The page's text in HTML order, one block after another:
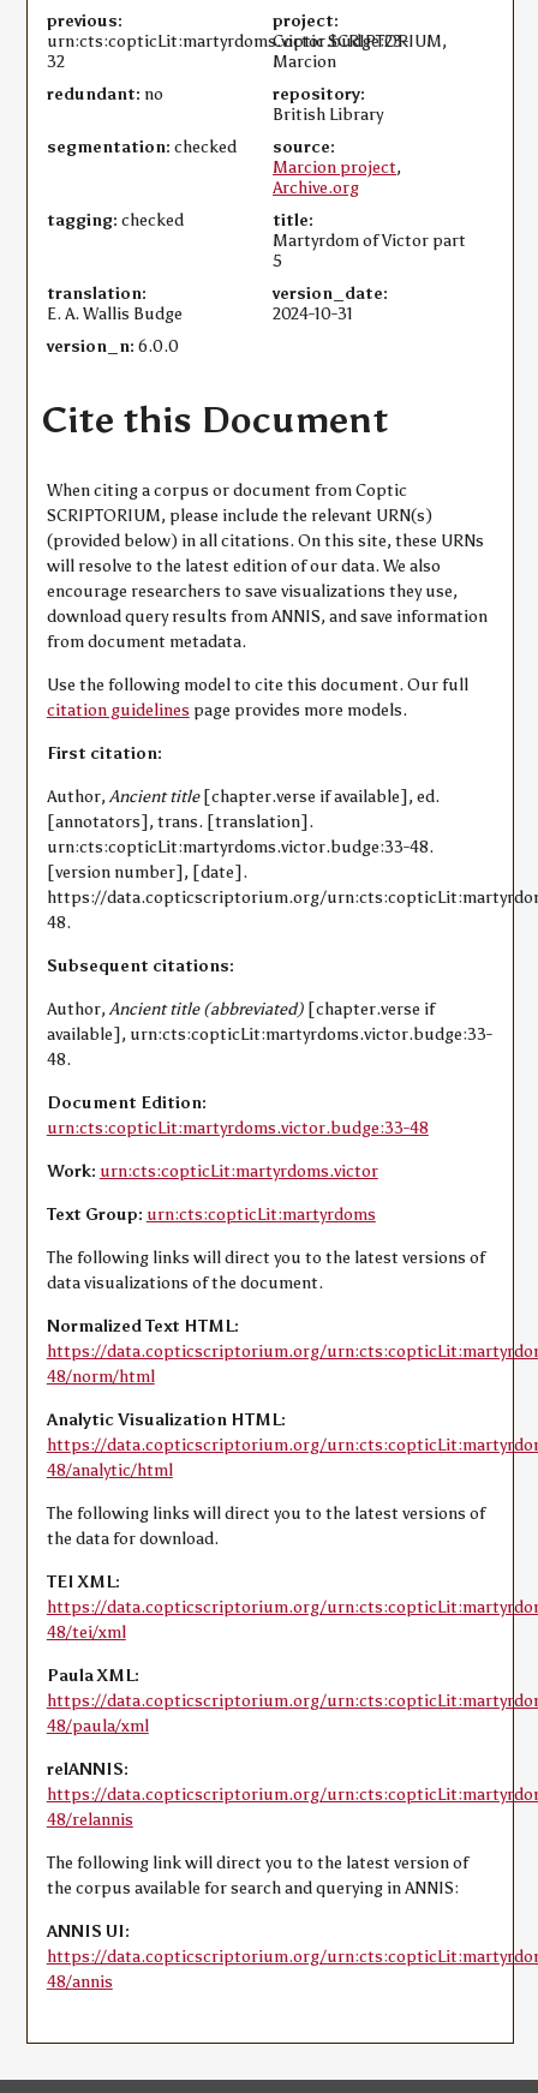
previous:
urn:cts:copticLit:martyrdoms.victor.budge:23-
32
project:
Coptic SCRIPTORIUM,
Marcion
redundant: no
repository:
British Library
segmentation: checked
source:
Marcion project,
Archive.org
tagging: checked
title:
Martyrdom of Victor part
5
translation:
E. A. Wallis Budge
version_date:
2024-10-31
version_n: 6.0.0
Cite this Document
When citing a corpus or document from Coptic
SCRIPTORIUM, please include the relevant URN(s)
(provided below) in all citations. On this site, these URNs
will resolve to the latest edition of our data. We also
encourage researchers to save visualizations they use,
download query results from ANNIS, and save information
from document metadata.
Use the following model to cite this document. Our full
citation guidelines page provides more models.
First citation:
Author,Ancient title[chapter.verse if available], ed.
[annotators], trans. [translation].
urn:cts:copticLit:martyrdoms.victor.budge:33-48.
[version number], [date].
https://data.copticscriptorium.org/
48.
Subsequent citations:
Author,Ancient title (abbreviated)[chapter.verse if
available], urn:cts:copticLit:martyrdoms.victor.budge:33-
48.
Document Edition:
urn:cts:copticLit:martyrdoms.victor.budge:33-48
Work: urn:cts:copticLit:martyrdoms.victor
Text Group: urn:cts:copticLit:martyrdoms
The following links will direct you to the latest versions of
data visualizations of the document.
Normalized Text HTML:
https://data.copticscriptorium.org/
48/norm/html
Analytic Visualization HTML:
https://data.copticscriptorium.org/
48/analytic/html
The following links will direct you to the latest versions of
the data for download.
TEI XML:
https://data.copticscriptorium.org/
48/tei/xml
Paula XML:
https://data.copticscriptorium.org/
48/paula/xml
relANNIS:
https://data.copticscriptorium.org/
48/relannis
The following link will direct you to the latest version of
the corpus available for search and querying in ANNIS:
ANNIS UI:
https://data.copticscriptorium.org/
48/annis